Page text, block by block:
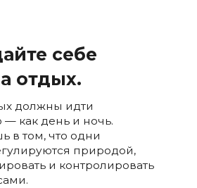
себе
отдых.
должны идти
— как день и ночь.
в том, что одни
природой,
и контролировать